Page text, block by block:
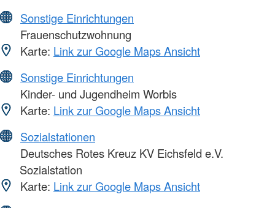
Sonstige Einrichtungen
Frauenschutzwohnung
Karte: Link zur Google Maps Ansicht
Sonstige Einrichtungen
Kinder- und Jugendheim Worbis
Karte: Link zur Google Maps Ansicht
Sozialstationen
Deutsches Rotes Kreuz KV Eichsfeld e.V.
Sozialstation
Karte: Link zur Google Maps Ansicht